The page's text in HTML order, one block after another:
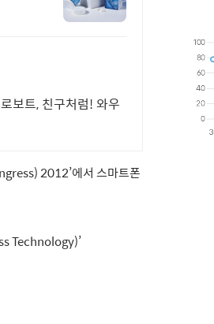
보트, 친구처럼! 와우
2012’에서 스마트폰
Technology)’